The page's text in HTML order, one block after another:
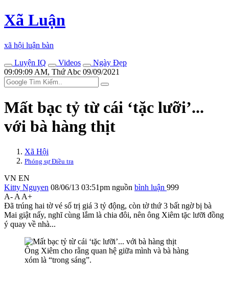
Xã Luận
xã hội luận bàn
Luyện IQ
Videos
Ngày Đẹp
09:09:09 AM, Thứ Abc 09/09/2021
Mất bạc tỷ từ cái ‘tặc lưỡi’...
với bà hàng thịt
Xã Hội
Phóng sự Điều tra
VN EN
Kitty Nguyen 08/06/13 03:51pm nguồn bình luận 999
A- A A+
Đã trúng hai tờ vé số trị giá 3 tỷ động, còn tờ thứ 3 bất ngờ bị bà
Mai giật nấy, nghĩ cùng lắm là chia đôi, nên ông Xiêm tặc lưỡi đồng
ý quay về nhà...
Ông Xiêm cho rằng quan hệ giữa mình và bà hàng
xóm là “trong sáng”.